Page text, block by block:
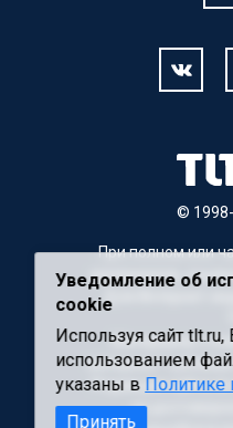
© 1998-
При полном или
материалов,
Для Интернет-
Материалы с
материал"
Редакция сайта не
за
Уведомление об
cookie
Используя сайт
использованием
указаны в Политике
Принять